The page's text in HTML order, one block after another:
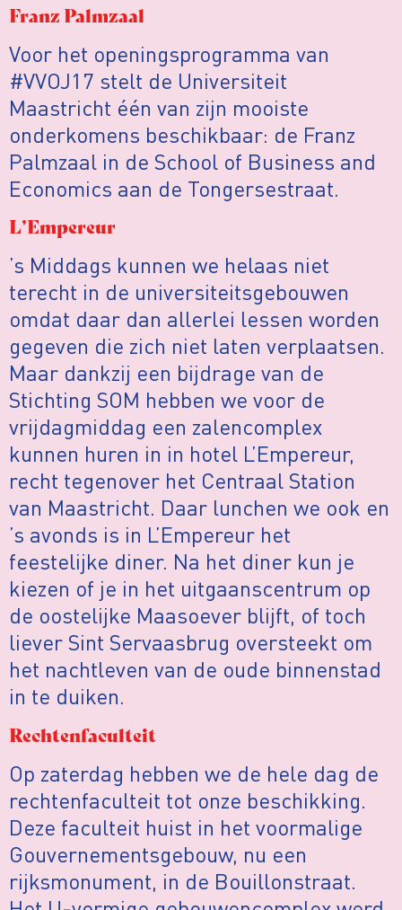
Franz Palmzaal
Voor het openingsprogramma van
#VVOJ17 stelt de Universiteit
Maastricht één van zijn mooiste
onderkomens beschikbaar: de Franz
Palmzaal in de School of Business and
Economics aan de Tongersestraat.
L’Empereur
’s Middags kunnen we helaas niet
terecht in de universiteitsgebouwen
omdat daar dan allerlei lessen worden
gegeven die zich niet laten verplaatsen.
Maar dankzij een bijdrage van de
Stichting SOM hebben we voor de
vrijdagmiddag een zalencomplex
kunnen huren in in hotel L’Empereur,
recht tegenover het Centraal Station
van Maastricht. Daar lunchen we ook en
’s avonds is in L’Empereur het
feestelijke diner. Na het diner kun je
kiezen of je in het uitgaanscentrum op
de oostelijke Maasoever blijft, of toch
liever Sint Servaasbrug oversteekt om
het nachtleven van de oude binnenstad
in te duiken.
Rechtenfaculteit
Op zaterdag hebben we de hele dag de
rechtenfaculteit tot onze beschikking.
Deze faculteit huist in het voormalige
Gouvernementsgebouw, nu een
rijksmonument, in de Bouillonstraat.